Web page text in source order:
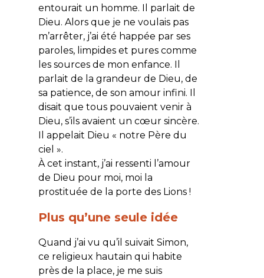
entourait un homme. Il parlait de
Dieu. Alors que je ne voulais pas
m’arrêter, j’ai été happée par ses
paroles, limpides et pures comme
les sources de mon enfance. Il
parlait de la grandeur de Dieu, de
sa patience, de son amour infini. Il
disait que tous pouvaient venir à
Dieu, s’ils avaient un cœur sincère.
Il appelait Dieu « notre Père du
ciel ».
À cet instant, j’ai ressenti l’amour
de Dieu pour moi, moi la
prostituée de la porte des Lions !
Plus qu’une seule idée
Quand j’ai vu qu’il suivait Simon,
ce religieux hautain qui habite
près de la place, je me suis